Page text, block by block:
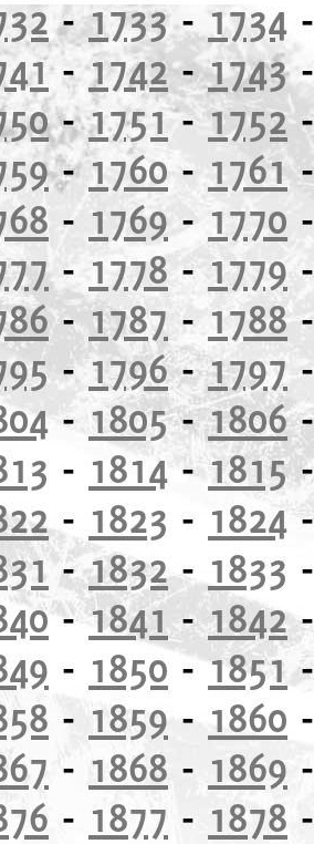
-1733- 1734
-1742-1743
-1751-1752
-1760- 1761
- 1769 - 1770
-1778-1779
-1787 -1788
-1796-1797
- 1805-1806
- 1814-1815
- 1823 - 1824
-1832- 1833
-1841-1842
- 1850 -1851
- 1859 - 1860
- 1868 - 1869
- 1877 - 1878